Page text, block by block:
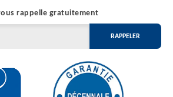
rappelle gratuitement